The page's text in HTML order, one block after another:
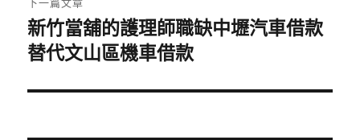
下
一
文
新竹當舖的護理師職缺中壢汽車借款
替代文山區機車借款